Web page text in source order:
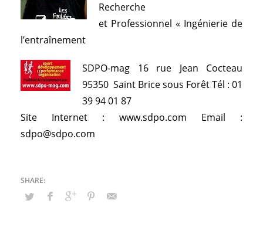
Recherche
et Professionnel « Ingénierie de
l’entraînement
SDPO-mag 16 rue Jean Cocteau
95350 Saint Brice sous Forêt Tél : 01
39 94 01 87
Site Internet : www.sdpo.com Email :
sdpo@sdpo.com